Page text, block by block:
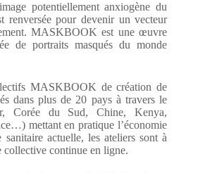
potentiellement anxiogène du
renversée pour devenir un vecteur
MASKBOOK est une œuvre
de portraits masqués du monde
MASKBOOK de création de
dans plus de 20 pays à travers le
Corée du Sud, Chine, Kenya,
mettant en pratique l’économie
actuelle, les ateliers sont à
collective continue en ligne.